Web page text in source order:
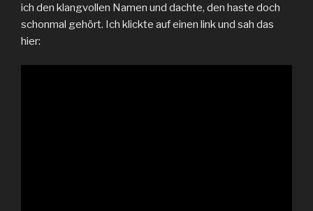
ich den klangvollen Namen und dachte, den haste doch
schonmal gehört. Ich klickte auf einen link und sah das
hier: